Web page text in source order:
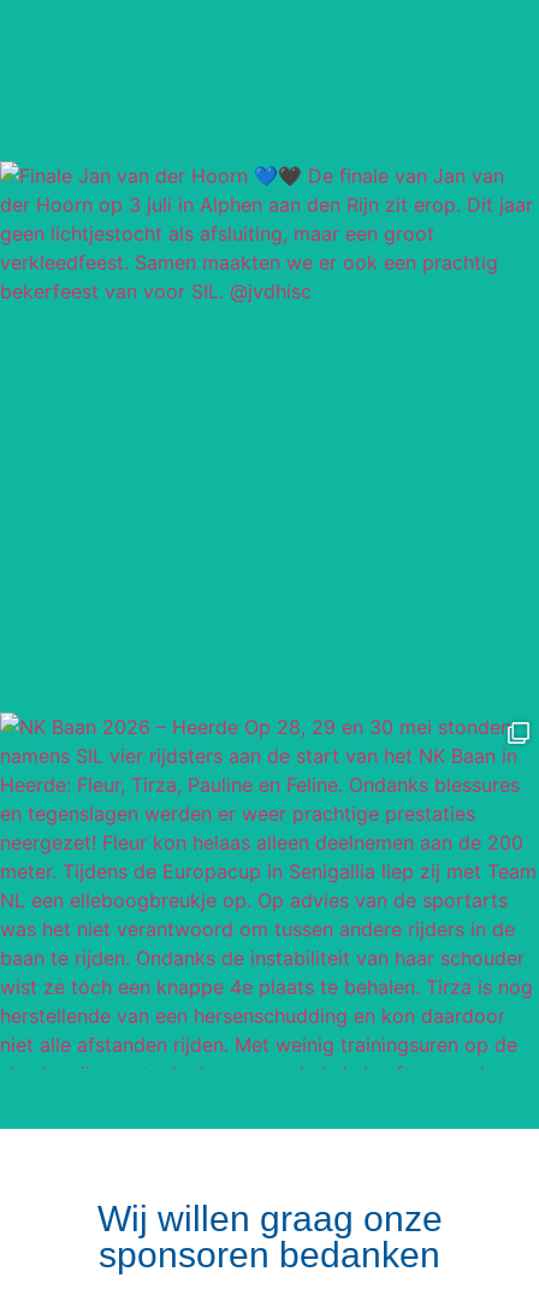
Wij willen graag onze
sponsoren bedanken